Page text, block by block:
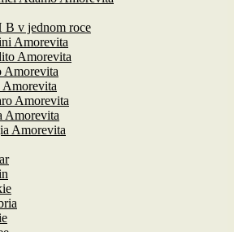
B v jednom roce
Amorevita
Amorevita
Amorevita
Amorevita
Amorevita
Amorevita